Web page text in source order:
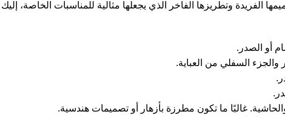
الفريدة وتطريزها الفاخر الذي يجعلها مثالية للمناسبات الخاصة،
أو الصدر.
والجزء السفلي من العباية.
غالبًا ما تكون مطرزة بأزهار أو تصميمات هندسية.